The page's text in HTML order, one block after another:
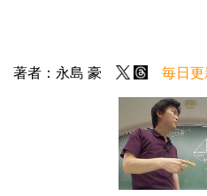
著者：永島 豪 毎日更